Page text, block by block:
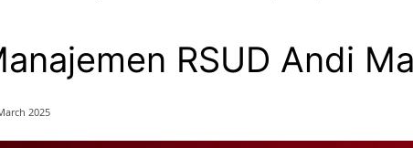
RSUD Andi
2025